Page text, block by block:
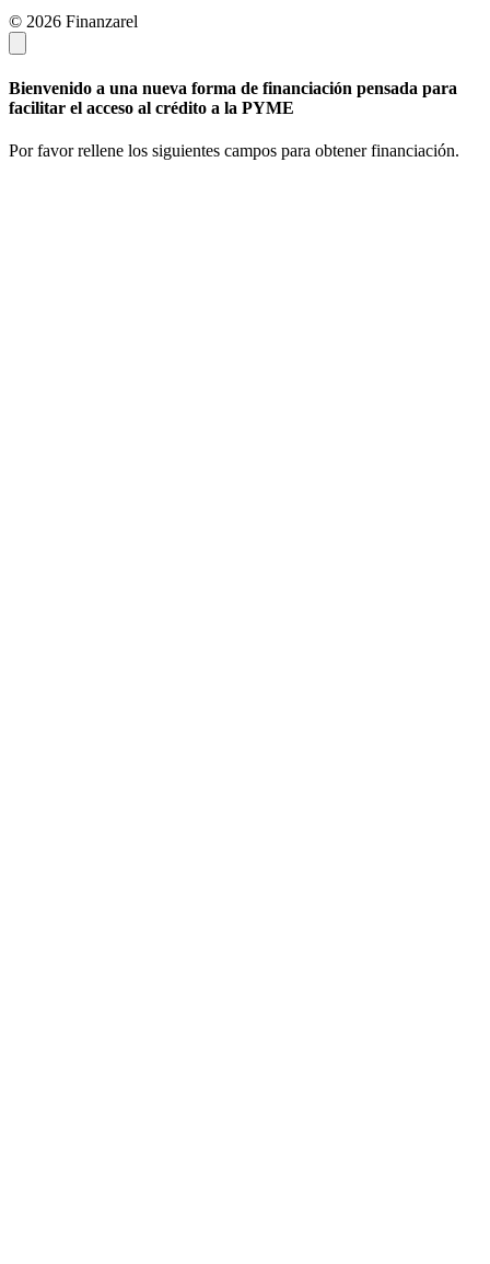
© 2026 Finanzarel
Bienvenido a una nueva forma de financiación pensada para
facilitar el acceso al crédito a la PYME
Por favor rellene los siguientes campos para obtener financiación.